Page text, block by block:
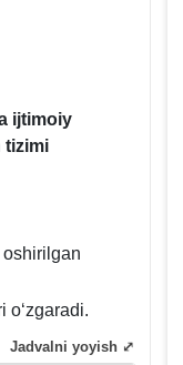
ijtimoiy
tizimi
oʻzgaradi.
Jadvalni yoyish ⤢